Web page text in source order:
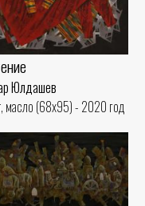
Юлдашев
масло (68x95) - 2020 год